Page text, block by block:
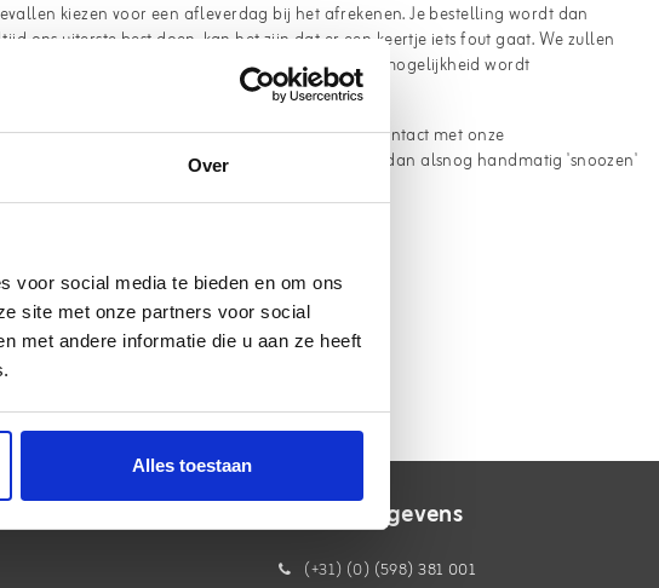
Over
voor social media te bieden en om ons
site met onze partners voor social
met andere informatie die u aan ze heeft
Alles toestaan
kiezen voor een afleverdag bij het afrekenen. Je bestelling wordt dan
ons uiterste best doen, kan het zijn dat er een keertje iets fout gaat. We zullen
wordt gehaald. Bij drukte kan het zijn dat deze mogelijkheid wordt
om een leverdag te kiezen. Je kunt altijd contact met onze
geplaatst. We kunnen je order in veel gevallen dan alsnog handmatig 'snoozen'
Contactgegevens
(+31) (0) (598) 381 001